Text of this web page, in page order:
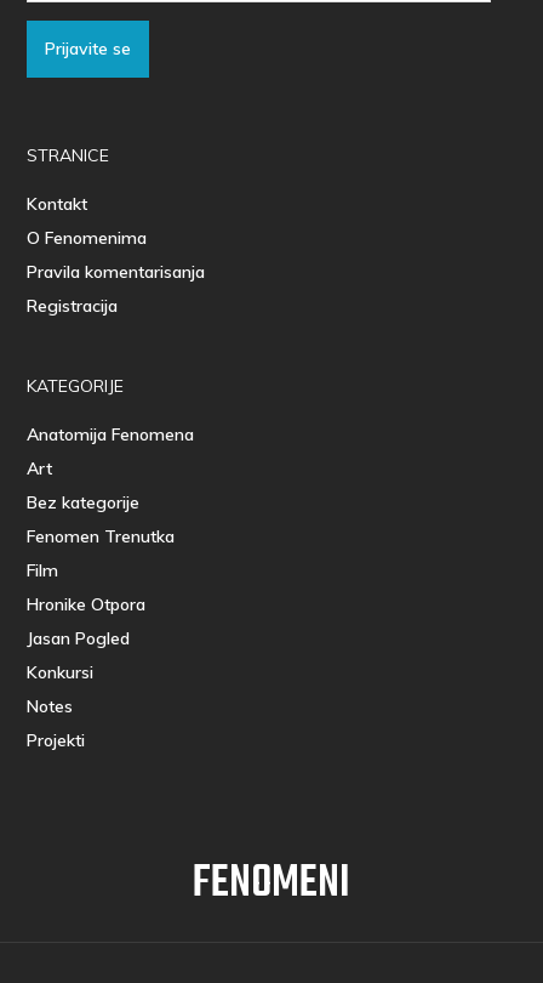
Prijavite se
STRANICE
Kontakt
O Fenomenima
Pravila komentarisanja
Registracija
KATEGORIJE
Anatomija Fenomena
Art
Bez kategorije
Fenomen Trenutka
Film
Hronike Otpora
Jasan Pogled
Konkursi
Notes
Projekti
FENOMENI